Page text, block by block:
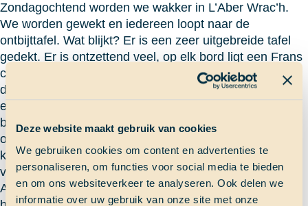
Deze website maakt gebruik van cookies
We gebruiken cookies om content en advertenties te
personaliseren, om functies voor social media te bieden
en om ons websiteverkeer te analyseren. Ook delen we
informatie over uw gebruik van onze site met onze
Zondagochtend worden we wakker in L’Aber Wrac’h.
We worden gewekt en iedereen loopt naar de
ontbijttafel. Wat blijkt? Er is een zeer uitgebreide tafel
gedekt. Er is ontzettend veel, op elk bord ligt een Frans
croissantje, een immens chocoladebroodje en
daarnaast een chocoladepaashaas. En dat alles met
een mooi blauw servetje. Er zijn verder nog Franse
baguettes, brood en toast. Het kan niet op, want er zijn
ook pannenkoekjes gebakken. Op tafel staan Franse
kaasjes, normale kaas, vlees, jam, Nutella en speciaal
voor de pannenkoekjes (schenk)stroop.
Als iedereen aan tafel zit, vertelt iemand dat paashaas